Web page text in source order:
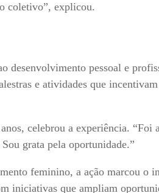
coletivo”, explicou.
pessoal e
e atividades que
celebrou a experiência. “Foi
grata pela oportunidade.”
feminino, a ação marcou o
iniciativas que ampliam